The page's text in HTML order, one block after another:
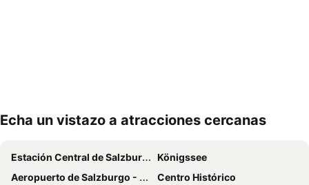
Echa un vistazo a atracciones cercanas
Estación Central de Salzburgo
Königssee
Aeropuerto de Salzburgo - W.A. Mozart
Centro Histórico